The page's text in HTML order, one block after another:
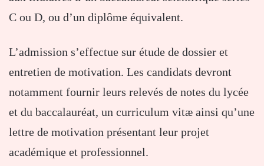
C ou D, ou d’un diplôme équivalent.
L’admission s’effectue sur étude de dossier et
entretien de motivation. Les candidats devront
notamment fournir leurs relevés de notes du lycée
et du baccalauréat, un curriculum vitæ ainsi qu’une
lettre de motivation présentant leur projet
académique et professionnel.